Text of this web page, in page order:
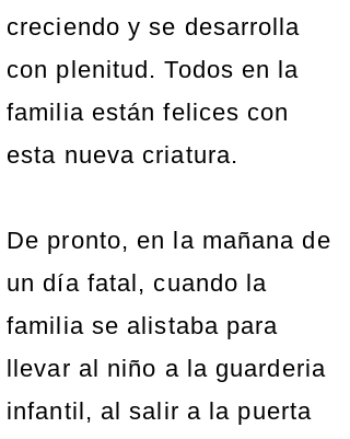
creciendo y se desarrolla
con plenitud. Todos en la
familia están felices con
esta nueva criatura.
De pronto, en la mañana de
un día fatal, cuando la
familia se alistaba para
llevar al niño a la guarderia
infantil, al salir a la puerta